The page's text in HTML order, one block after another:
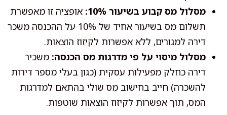
מסלול מס קבוע בשיעור 10%:
אופציה זו מאפשרת
תשלום מס בשיעור אחיד של 10% על ההכנסה משכר
דירה למגורים, ללא אפשרות לקיזוז הוצאות.
מסלול מיסוי על פי מדרגות מס הכנסה: משכיר
דירה כחלק מפעילות עסקית (כגון בעלי מספר דירות
להשכרה) חייב בחישוב מס שולי בהתאם למדרגות
המס, תוך אפשרות לקיזוז הוצאות שוטפות.